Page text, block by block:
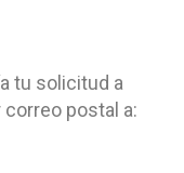
tu solicitud a
postal a: